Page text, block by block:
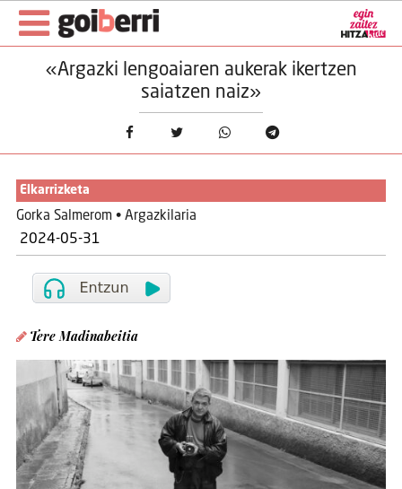
«Argazki lengoaiaren aukerak ikertzen
saiatzen naiz»
Elkarrizketa
Gorka Salmerom • Argazkilaria
2024-05-31
Tere Madinabeitia